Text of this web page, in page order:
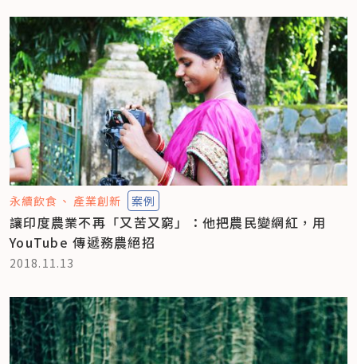
永續飲食 產業創新 案例
讓印度農業不再「又苦又窮」：他把農民變網紅，用
YouTube 傳遞務農絕招
2018.11.13